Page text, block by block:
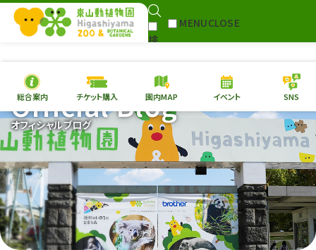
検
MENUCLOSE
本日の開園情報 チケ
園内MAP イベント
総合案内
動物園 植物園
再生プラン
東山動植物園
への支援
総合案内 チケット購入 園内MAP イベント SNS
オフィシャルブログ
Official Blog